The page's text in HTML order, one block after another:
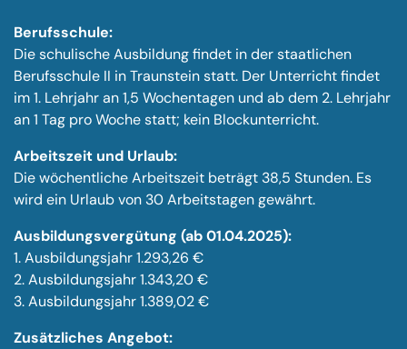
Berufsschule:
Die schulische Ausbildung findet in der staatlichen
Berufsschule II in Traunstein statt. Der Unterricht findet
im 1. Lehrjahr an 1,5 Wochentagen und ab dem 2. Lehrjahr
an 1 Tag pro Woche statt; kein Blockunterricht.
Arbeitszeit und Urlaub:
Die wöchentliche Arbeitszeit beträgt 38,5 Stunden. Es
wird ein Urlaub von 30 Arbeitstagen gewährt.
Ausbildungsvergütung (ab 01.04.2025):
1. Ausbildungsjahr 1.293,26 €
2. Ausbildungsjahr 1.343,20 €
3. Ausbildungsjahr 1.389,02 €
Zusätzliches Angebot: